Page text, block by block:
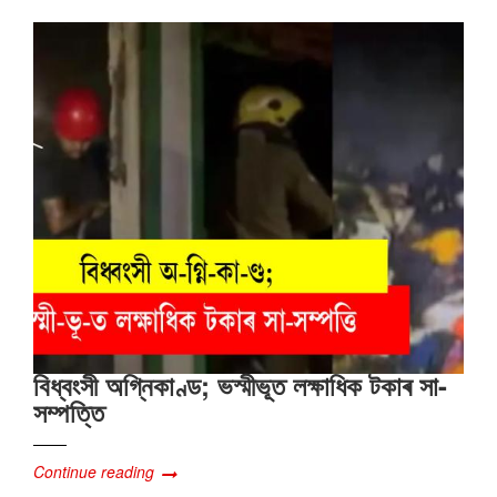
বিধ্বংসী অগ্নিকাণ্ড; ভস্মীভূত লক্ষাধিক টকাৰ সা-
সম্পত্তি
Continue reading